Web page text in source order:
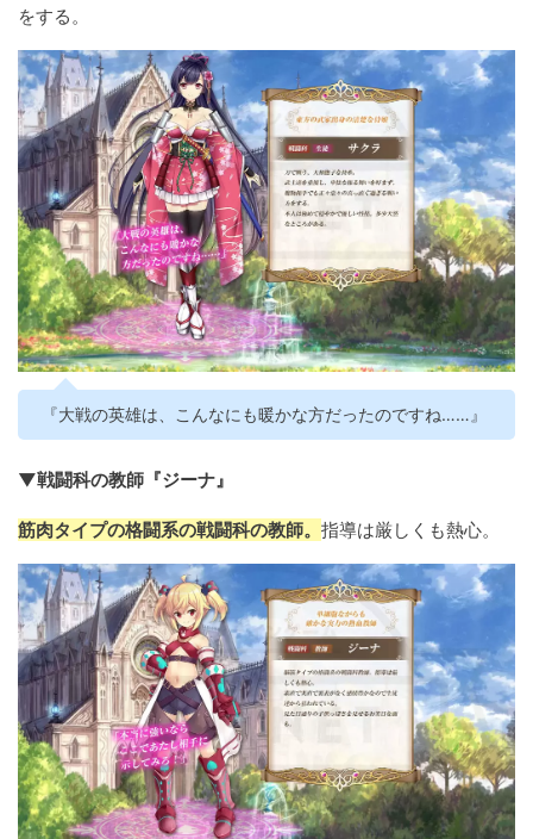
をする。
『大戦の英雄は、こんなにも暖かな方だったのですね……』
▼戦闘科の教師『ジーナ』
筋肉タイプの格闘系の戦闘科の教師。 指導は厳しくも熱心。